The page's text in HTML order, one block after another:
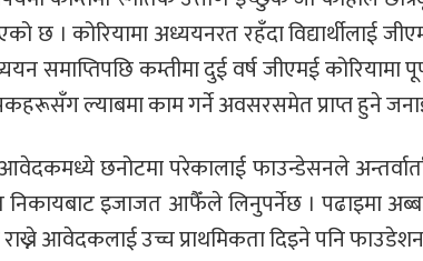
छ । कोरियामा अध्ययनरत रहँदा विद्यार्थीलाई
समाप्तिपछि कम्तीमा दुई वर्ष जीएमई कोरियामा
ल्याबमा काम गर्ने अवसरसमेत प्राप्त हुने
छनोटमा परेकालाई फाउन्डेसनले
निकायबाट इजाजत आफैँले लिनुपर्नेछ । पढाइमा
आवेदकलाई उच्च प्राथमिकता दिइने पनि